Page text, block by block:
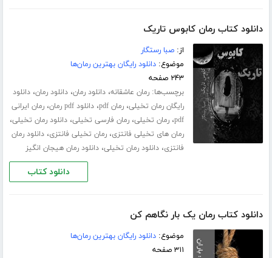
دانلود کتاب رمان کابوس تاریک
از:صبا رستگار
موضوع:دانلود رایگان بهترین رمان‌ها
۲۴۳ صفحه
برچسب‌ها:رمان عاشقانه،دانلود رمان،دانلود رمان،دانلود
رایگان رمان تخیلی،رمان pdf ،دانلود pdf رمان ،رمان ایرانی
pdf،رمان تخیلی،رمان فارسی تخیلی،دانلود رمان تخیلی،
رمان های تخیلی فانتزی،رمان تخیلی فانتزی،دانلود رمان
فانتزی،دانلود رمان تخیلی،دانلود رمان هیجان انگیز
دانلود کتاب
دانلود کتاب رمان یک بار نگاهم کن
موضوع:دانلود رایگان بهترین رمان‌ها
۳۱۱ صفحه